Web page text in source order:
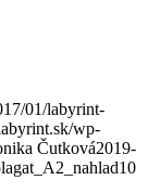
01/labyrint-
wp-
Čutková2019-